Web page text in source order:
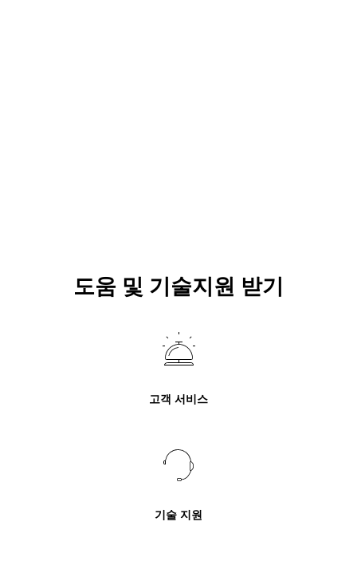
도움 및 기술지원 받기
고객 서비스
기술 지원